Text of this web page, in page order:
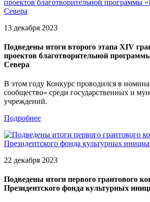
13 декабря 2023
Подведены итоги второго этапа XIV
проектов благотворительной
Севера
В этом году Конкурс проводился в
сообщество» среди государственных и
учреждений.
Подробнее
22 декабря 2023
Подведены итоги первого грантового
Президентского фонда культурных